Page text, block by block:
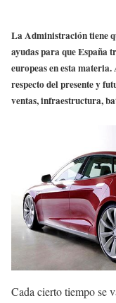
La Administración tiene
ayudas para que España
europeas en esta
respecto del presente y
ventas, infraestructura,
Cada cierto tiempo se